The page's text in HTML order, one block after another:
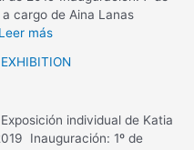
cargo de Aina Lanas
Leer más
individual de Katia
Inauguración: 1º de